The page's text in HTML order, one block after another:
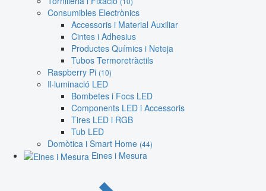
Consumibles Electrònics
Accessoris i Material Auxiliar
Cintes i Adhesius
Productes Químics i Neteja
Tubos Termoretràctils
Raspberry Pi (10)
Il·luminació LED
Bombetes i Focs LED
Components LED i Accessoris
Tires LED i RGB
Tub LED
Domòtica i Smart Home (44)
Eines i Mesura